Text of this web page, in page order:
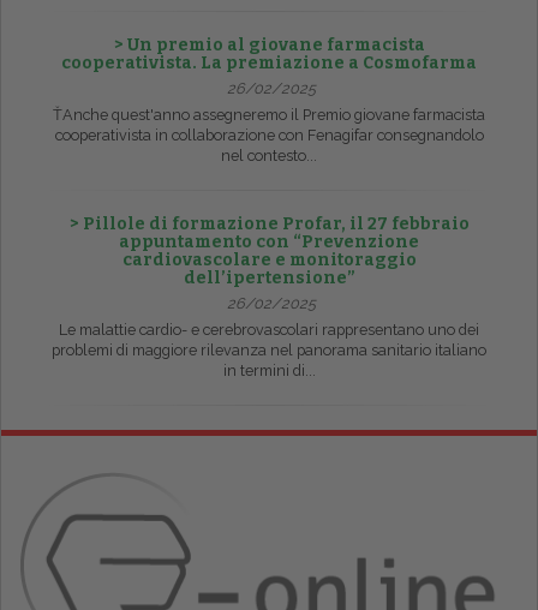
> Un premio al giovane farmacista
cooperativista. La premiazione a Cosmofarma
26/02/2025
ŤAnche quest'anno assegneremo il Premio giovane farmacista
cooperativista in collaborazione con Fenagifar consegnandolo
nel contesto...
> Pillole di formazione Profar, il 27 febbraio
appuntamento con “Prevenzione
cardiovascolare e monitoraggio
dell’ipertensione”
26/02/2025
Le malattie cardio- e cerebrovascolari rappresentano uno dei
problemi di maggiore rilevanza nel panorama sanitario italiano
in termini di...